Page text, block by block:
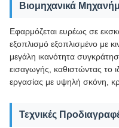
Βιομηχανικά
Εφαρμόζεται ευρέως σε
εξοπλισμό εξοπλισμένο με
μεγάλη ικανότητα
εισαγωγής, καθιστώντας το
εργασίας με υψηλή σκόνη,
Τεχνικές